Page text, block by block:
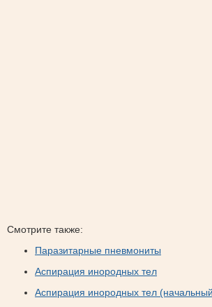
Смотрите также:
Паразитарные пневмониты
Аспирация инородных тел
Аспирация инородных тел